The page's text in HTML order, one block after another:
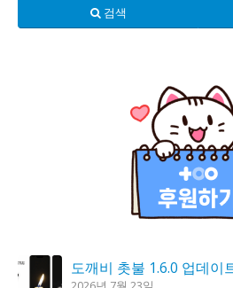
검색
도깨비 촛불 1.6.0 업데이